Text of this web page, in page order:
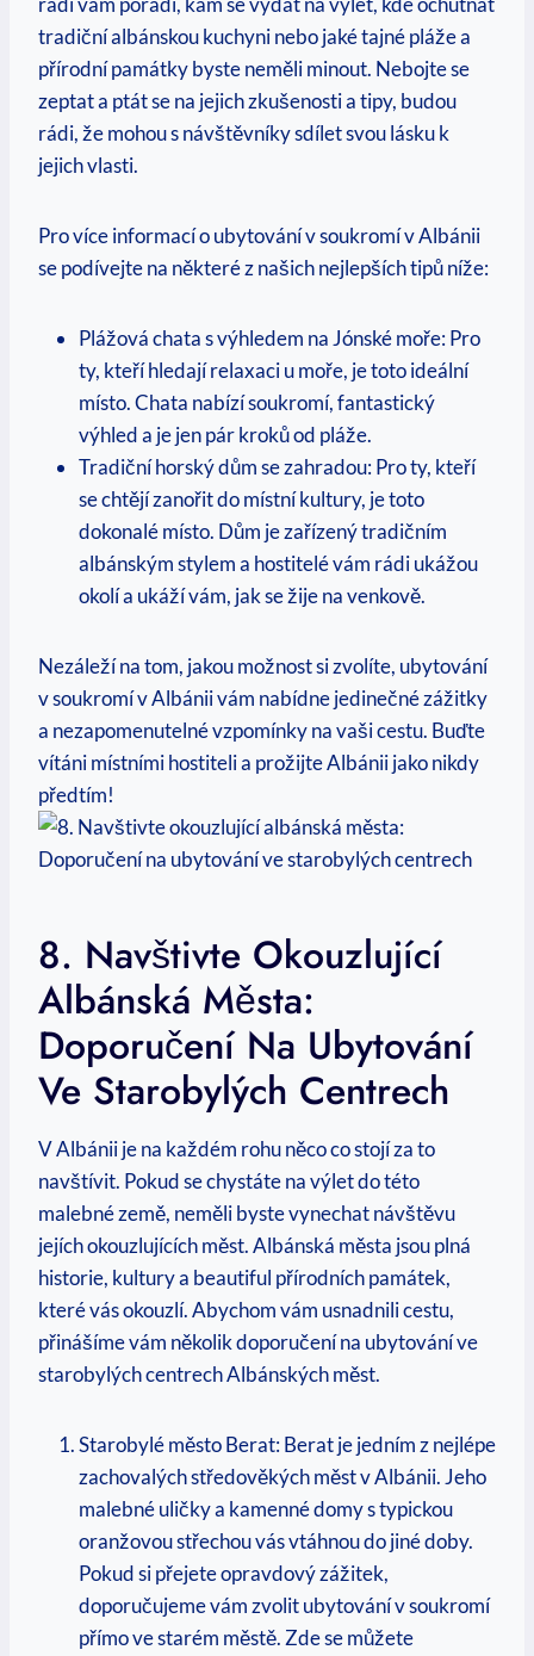
tradiční albánskou kuchyni nebo jaké tajné ⁣pláže​ a
přírodní památky​ byste neměli minout. Nebojte⁢ se
⁣zeptat a ptát se na jejich zkušenosti a tipy, budou
rádi, ⁢že mohou s⁣ návštěvníky sdílet svou lásku k
jejich vlasti.
Pro více informací o ubytování v soukromí v Albánii
se podívejte na některé z našich nejlepších tipů níže:
Plážová chata s výhledem na Jónské moře: Pro
ty, kteří hledají relaxaci u moře, je toto ideální
místo. Chata nabízí soukromí, fantastický
výhled a je jen⁣ pár kroků od pláže.‌
Tradiční ⁤horský dům se zahradou: Pro ty, kteří
se chtějí zanořit do místní kultury, je toto
dokonalé místo. Dům je zařízený tradičním
albánským stylem ​a hostitelé vám rádi ukážou
okolí a ukáží vám, jak se žije na venkově.
Nezáleží na⁣ tom, jakou možnost si⁢ zvolíte, ubytování
v soukromí v Albánii vám nabídne jedinečné zážitky
a nezapomenutelné vzpomínky na vaši cestu. Buďte
vítáni místními hostiteli a prožijte Albánii ‍jako nikdy
předtím!
8. Navštivte Okouzlující
Albánská Města:
⁢Doporučení Na Ubytování
Ve Starobylých Centrech
V Albánii je na ⁢každém⁤ rohu něco co stojí za to
navštívit. Pokud se chystáte na výlet do této
malebné ‍země, neměli byste vynechat​ návštěvu
jejích okouzlujících⁤ měst. Albánská města jsou plná
historie, kultury a beautiful přírodních památek,
které vás okouzlí. Abychom vám usnadnili ​cestu,
přinášíme vám několik doporučení⁤ na ubytování⁢ ve
starobylých centrech Albánských měst.
Starobylé město Berat: Berat je jedním​ z nejlépe‌
zachovalých středověkých‍ měst⁤ v Albánii. Jeho
malebné uličky a kamenné domy s typickou
oranžovou střechou vás vtáhnou do jiné doby.
Pokud si ​přejete opravdový zážitek,
doporučujeme‌ vám zvolit ubytování v soukromí
přímo ve starém městě. Zde se můžete